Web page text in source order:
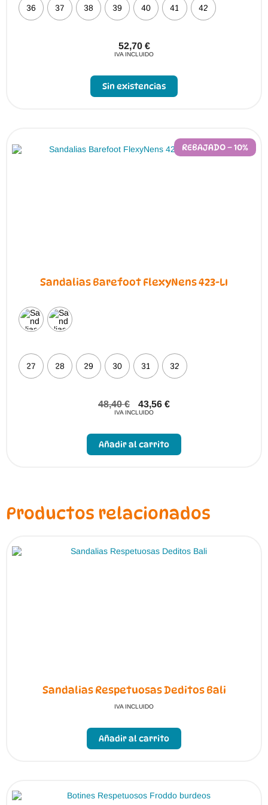
36 37 38 39 40 41 42
52,70 €
IVA INCLUIDO
Sin existencias
REBAJADO – 10%
Sandalias Barefoot FlexyNens 423-LI
27 28 29 30 31 32
48,40€ 43,56 €
IVA INCLUIDO
Añadir al carrito
pueden
elegir
de
Productos relacionados
Sandalias Respetuosas Deditos Bali
IVA INCLUIDO
Añadir al carrito